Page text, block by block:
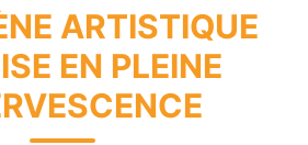
ARTISTIQUE
EN PLEINE